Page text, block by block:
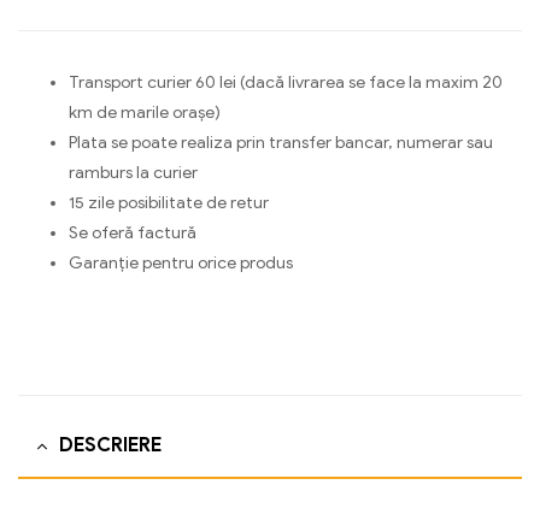
Transport curier 60 lei (dacă livrarea se face la maxim 20
km de marile orașe)
Plata se poate realiza prin transfer bancar, numerar sau
ramburs la curier
15 zile posibilitate de retur
Se oferă factură
Garanție pentru orice produs
DESCRIERE